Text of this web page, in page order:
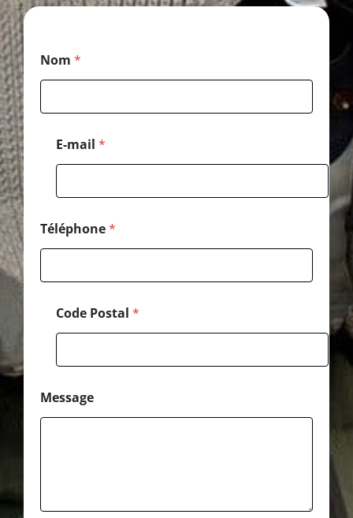
Nom *
E-mail *
Téléphone*
Code Postal *
é
é
p
n
e
o
s
Message